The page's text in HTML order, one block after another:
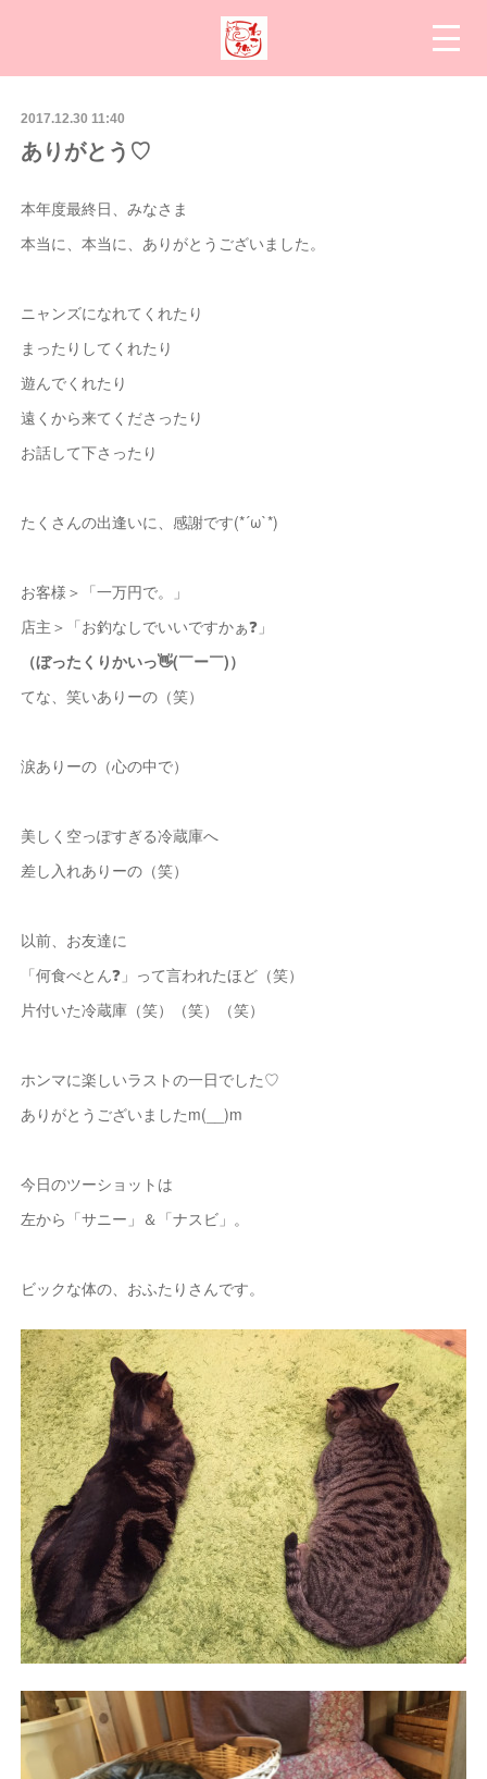
2017.12.30 11:40
ありがとう♡
本年度最終日、みなさま
本当に、本当に、ありがとうございました。
ニャンズになれてくれたり
まったりしてくれたり
遊んでくれたり
遠くから来てくださったり
お話して下さったり
たくさんの出逢いに、感謝です(*´ω`*)
お客様＞「一万円で。」
店主＞「お釣なしでいいですかぁ❓」
（ぼったくりかいっ👋(￣ー￣)）
てな、笑いありーの（笑）
涙ありーの（心の中で）
美しく空っぽすぎる冷蔵庫へ
差し入れありーの（笑）
以前、お友達に
「何食べとん❓」って言われたほど（笑）
片付いた冷蔵庫（笑）（笑）（笑）
ホンマに楽しいラストの一日でした♡
ありがとうございましたm(__)m
今日のツーショットは
左から「サニー」＆「ナスビ」。
ビックな体の、おふたりさんです。